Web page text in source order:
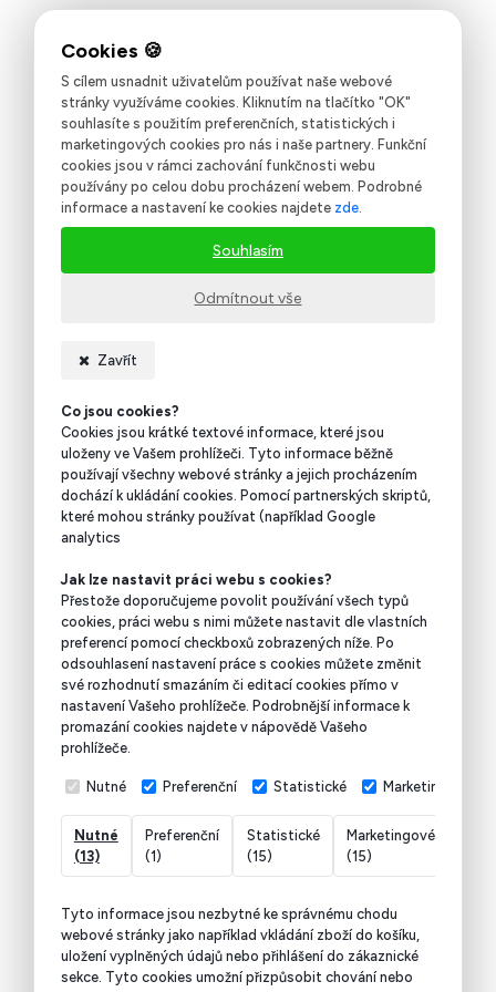
S cílem usnadnit uživatelům používat naše webové
stránky využíváme cookies. Kliknutím na tlačítko "OK"
souhlasíte s použitím preferenčních, statistických i
marketingových cookies pro nás i naše partnery. Funkční
cookies jsou v rámci zachování funkčnosti webu
používány po celou dobu procházení webem. Podrobné
informace a nastavení ke cookies najdete zde.
Odmítnout vše
Souhlasím
Zavřít
Co jsou cookies?
Cookies jsou krátké textové informace, které jsou
uloženy ve Vašem prohlížeči. Tyto informace běžně
používají všechny webové stránky a jejich procházením
dochází k ukládání cookies. Pomocí partnerských skriptů,
které mohou stránky používat (například Google
analytics
Jak lze nastavit práci webu s cookies?
Přestože doporučujeme povolit používání všech typů
cookies, práci webu s nimi můžete nastavit dle vlastních
preferencí pomocí checkboxů zobrazených níže. Po
odsouhlasení nastavení práce s cookies můžete změnit
své rozhodnutí smazáním či editací cookies přímo v
nastavení Vašeho prohlížeče. Podrobnější informace k
promazání cookies najdete v nápovědě Vašeho
prohlížeče.
Nutné Preferenční Statistické Marketingové
Nutné
(13)
Preferenční
(1)
Statistické
(15)
Marketingové
(15)
Tyto informace jsou nezbytné ke správnému chodu
webové stránky jako například vkládání zboží do košíku,
uložení vyplněných údajů nebo přihlášení do zákaznické
sekce. Tyto cookies umožní přizpůsobit chování nebo